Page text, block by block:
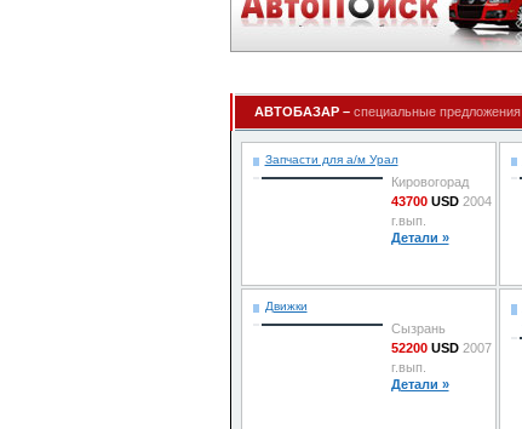
АВТОБАЗАР – специальные предложения
Запчасти для а/м Урал
Кировогорад
43700USD2004
г.вып.
Детали »
Движки
Сызрань
52200USD2007
г.вып.
Детали »